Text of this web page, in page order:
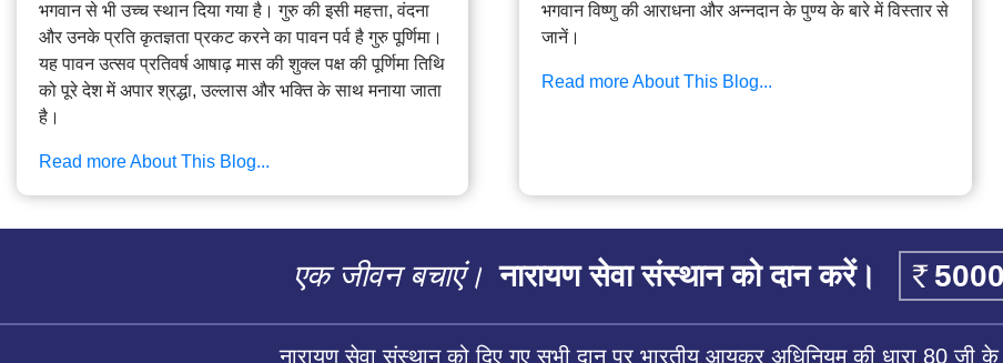
भगवान से भी उच्च स्थान दिया गया है। गुरु की इसी महत्ता, वंदना
और उनके प्रति कृतज्ञता प्रकट करने का पावन पर्व है गुरु पूर्णिमा।
यह पावन उत्सव प्रतिवर्ष आषाढ़ मास की शुक्ल पक्ष की पूर्णिमा तिथि
को पूरे देश में अपार श्रद्धा, उल्लास और भक्ति के साथ मनाया जाता
है।
Read more About This Blog...
भगवान विष्णु की आराधना और अन्नदान के पुण्य के बारे में विस्तार से
जानें।
Read more About This Blog...
एक जीवन बचाएं। नारायण सेवा संस्थान को दान करें।
नारायण सेवा संस्थान को दिए गए सभी दान पर भारतीय आयकर अधिनियम की धारा 80 जी